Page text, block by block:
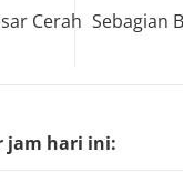
Cerah Sebagian
jam hari ini: